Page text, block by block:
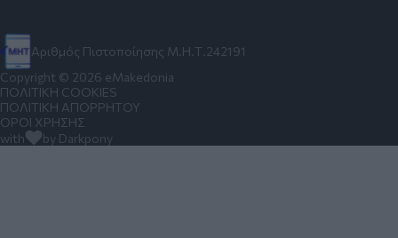
Αριθμός Πιστοποίησης Μ.Η.Τ.242191
Copyright © 2026 eMakedonia
ΠΟΛΙΤΙΚΗ COOKIES
ΠΟΛΙΤΙΚΗ ΑΠΟΡΡΗΤΟΥ
ΟΡΟΙ ΧΡΗΣΗΣ
with
by Darkpony